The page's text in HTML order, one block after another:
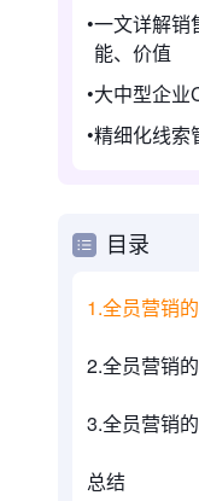
一文详解销
能、价值
大中型企业
精细化线索
目录
1.全员营销
2.全员营销
3.全员营销
总结